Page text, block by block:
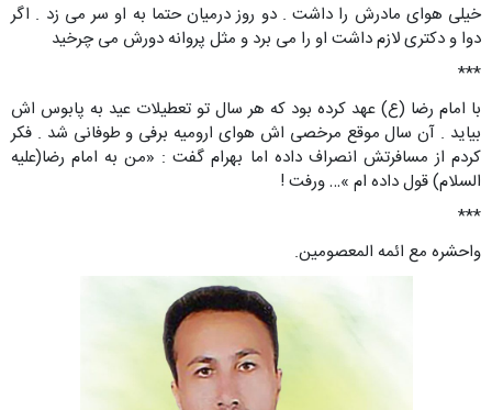
خیلی هوای مادرش را داشت . دو روز درمیان حتما به او سر می زد . اگر
دوا و دکتری لازم داشت او را می برد و مثل پروانه دورش می چرخید
***
با امام رضا (ع) عهد کرده بود که هر سال تو تعطیلات عید به پابوس اش
بیاید . آن سال موقع مرخصی اش هوای ارومیه برفی و طوفانی شد . فکر
کردم از مسافرتش انصراف داده اما بهرام گفت : «من به امام رضا(علیه
السلام) قول داده ام »… ورفت !
***
واحشره مع ائمه المعصومین.